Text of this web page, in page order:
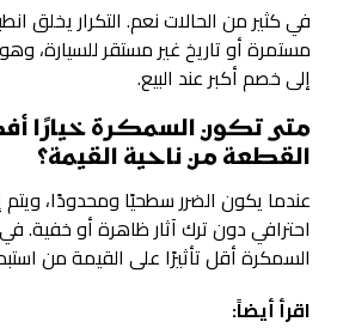
في كثير من الحالات نعم. التكرار يخلق
مستمرة أو تاريخ غير مستقر للسيارة،
إلى خصم أكبر عند البيع.
متى تكون السمكرة خيارًا
القطعة من ناحية القيمة؟
عندما يكون الضرر سطحيًا ومحدودًا،
احترافي دون ترك آثار ظاهرة أو خفية.
السمكرة أقل تأثيرًا على القيمة من
اقرأ أيضاً: